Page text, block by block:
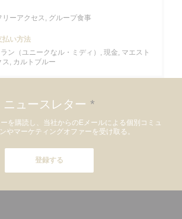
リーアクセス, グループ食事
払い方法
ン（ユニークなル・ミディ）, 現金, マエスト
ス, カルトブルー
ニュースレター *
を購読し、当社からのEメールによる個別コミュ
やマーケティングオファーを受け取る。
登録する